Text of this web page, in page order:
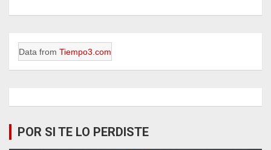
Data from Tiempo3.com
POR SI TE LO PERDISTE